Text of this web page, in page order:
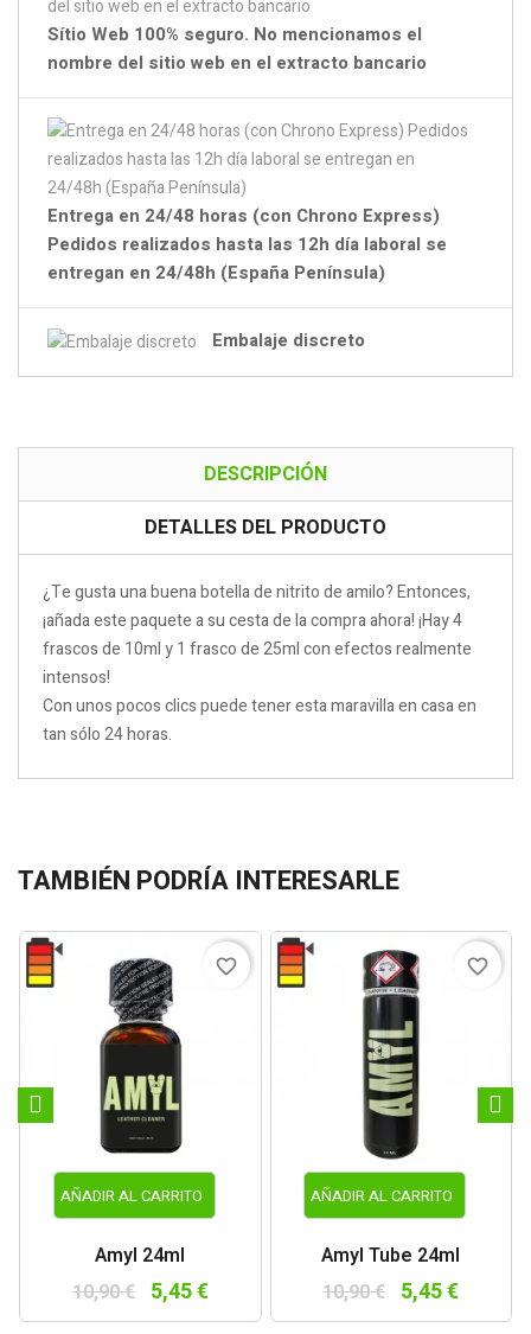
Sítio Web 100% seguro. No mencionamos el
nombre del sitio web en el extracto bancario
Entrega en 24/48 horas (con Chrono Express)
Pedidos realizados hasta las 12h día laboral se
entregan en 24/48h (España Península)
Embalaje discreto
DESCRIPCIÓN
DETALLES DEL PRODUCTO
¿Te gusta una buena botella de nitrito de amilo? Entonces,
¡añada este paquete a su cesta de la compra ahora! ¡Hay 4
frascos de 10ml y 1 frasco de 25ml con efectos realmente
intensos!
Con unos pocos clics puede tener esta maravilla en casa en
tan sólo 24 horas.
TAMBIÉN PODRÍA INTERESARLE
AÑADIR AL CARRITO
Amyl 24ml
10,90 € 5,45 €
favorite_border
AÑADIR AL CARRITO
Amyl Tube 24ml
10,90 € 5,45 €
favorite_border